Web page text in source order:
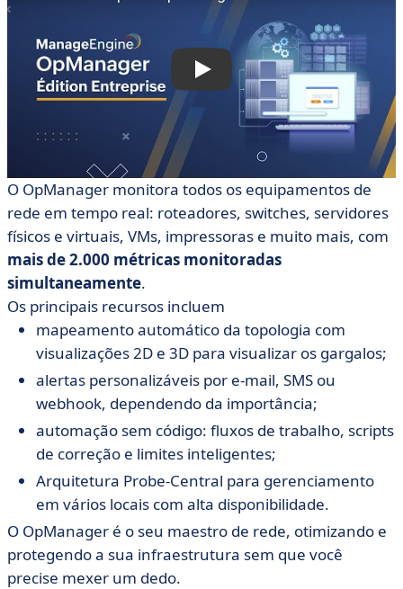
O OpManager monitora todos os equipamentos de
rede em tempo real: roteadores, switches, servidores
físicos e virtuais, VMs, impressoras e muito mais, com
mais de 2.000 métricas monitoradas
simultaneamente.
Os principais recursos incluem
mapeamento automático da topologia com
visualizações 2D e 3D para visualizar os gargalos;
alertas personalizáveis por e-mail, SMS ou
webhook, dependendo da importância;
automação sem código: fluxos de trabalho, scripts
de correção e limites inteligentes;
Arquitetura Probe-Central para gerenciamento
em vários locais com alta disponibilidade.
O OpManager é o seu maestro de rede, otimizando e
protegendo a sua infraestrutura sem que você
precise mexer um dedo.